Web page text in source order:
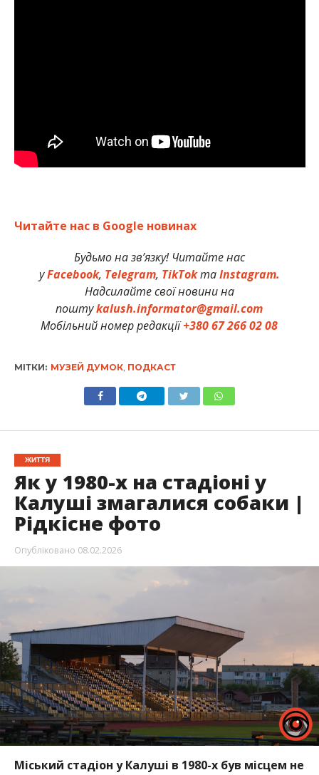
Читайте нас в Google новинах
Будьмо на зв’язку! Читайте нас
уFacebook, Telegram, TikTokтаInstagram.
Надсилайте свої новини на
поштуkalush.informator@gmail.com
Мобільний номер редакції+380 67 266 02 08
МІТКИ: МУЗЕЙ ДУМОК, ПОДКАСТ
ЖИТТЯ
Як у 1980-х на стадіоні у
Калуші змагалися собаки |
Рідкісне фото
Опубліковано 08.02.2026
Міський стадіон у Калуші в 1980-х був місцем не